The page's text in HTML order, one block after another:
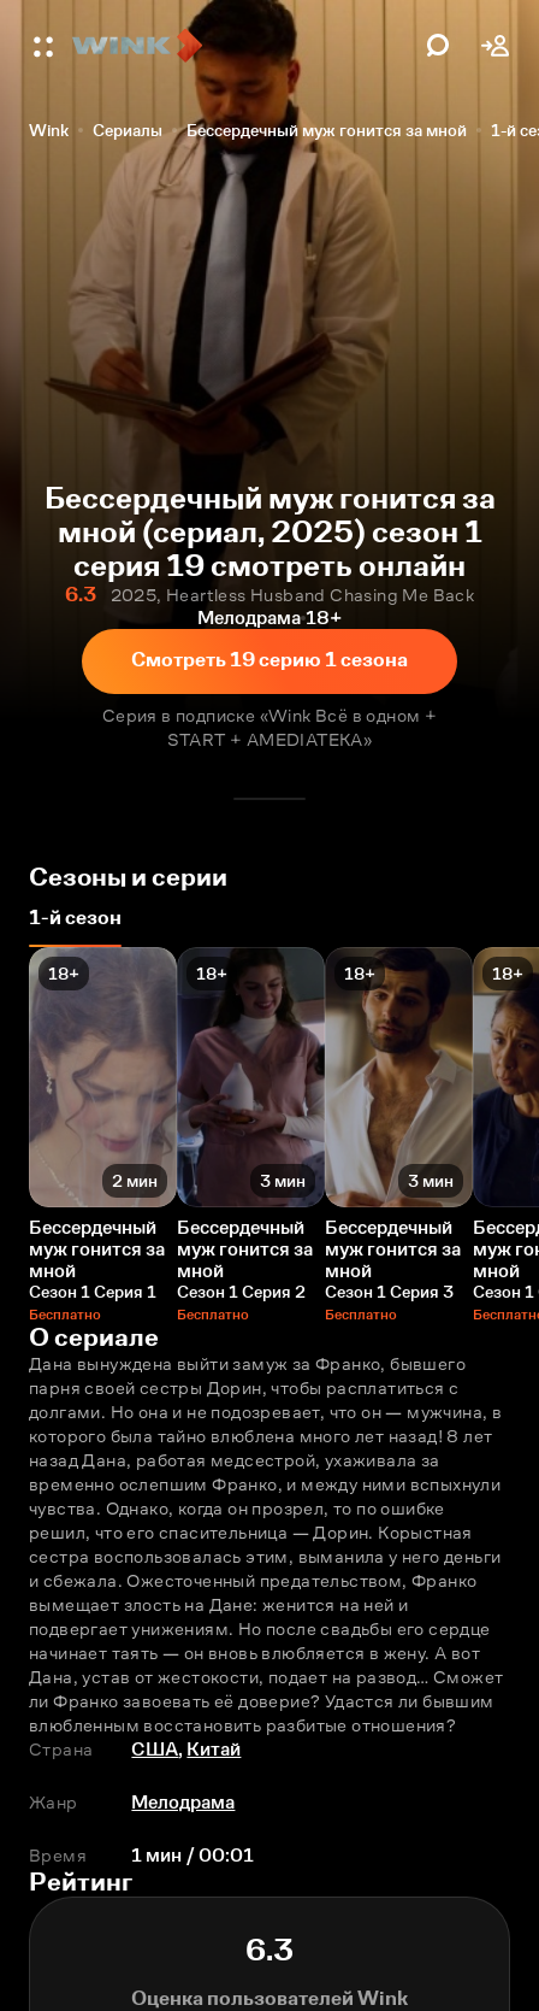
Wink Сериалы Бессердечный муж гонится за мной 1-й
Бессердечный муж гонится за
мной (сериал, 2025) сезон 1
серия 19 смотреть онлайн
6.3
2025, Heartless Husband Chasing Me Back
Мелодрама 18+
Смотреть 19 серию 1 сезона
Серия в подписке «Wink Всё в одном +
START + AMEDIATEKA»
Сезоны и серии
1-й сезон
18+
2 мин
Бессердечный
муж гонится за
мной
Сезон 1 Серия 1
Бесплатно
18+
3 мин
Бессердечный
муж гонится за
мной
Сезон 1 Серия 2
Бесплатно
18+
3 мин
Бессердечный
муж гонится за
мной
Сезон 1 Серия 3
Бесплатно
18+
муж
мной
Сезон
О сериале
Дана вынуждена выйти замуж за Франко, бывшего
парня своей сестры Дорин, чтобы расплатиться с
долгами. Но она и не подозревает, что он — мужчина, в
которого была тайно влюблена много лет назад! 8 лет
назад Дана, работая медсестрой, ухаживала за
временно ослепшим Франко, и между ними вспыхнули
чувства. Однако, когда он прозрел, то по ошибке
решил, что его спасительница — Дорин. Корыстная
сестра воспользовалась этим, выманила у него деньги
и сбежала. Ожесточенный предательством, Франко
вымещает злость на Дане: женится на ней и
подвергает унижениям. Но после свадьбы его сердце
начинает таять — он вновь влюбляется в жену. А вот
Дана, устав от жестокости, подает на развод… Сможет
ли Франко завоевать её доверие? Удастся ли бывшим
влюбленным восстановить разбитые отношения?
Страна
США, Китай
Жанр Мелодрама
Время 1 мин / 00:01
Рейтинг
6.3
Оценка пользователей Wink